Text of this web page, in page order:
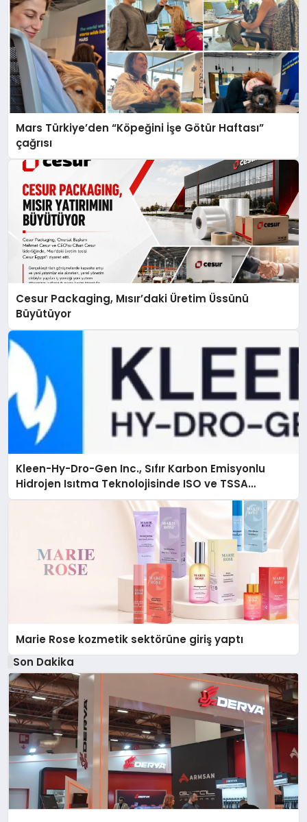
Mars Türkiye’den “Köpeğini İşe Götür Haftası”
çağrısı
Cesur Packaging, Mısır’daki Üretim Üssünü
Büyütüyor
Kleen-Hy-Dro-Gen Inc., Sıfır Karbon Emisyonlu
Hidrojen Isıtma Teknolojisinde ISO ve TSSA
Düzenleyici Onaylarını Aldı
Marie Rose kozmetik sektörüne giriş yaptı
Son Dakika